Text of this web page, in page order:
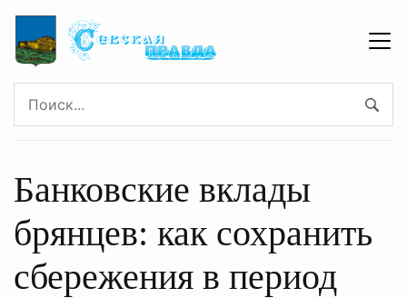
Банковские вклады
брянцев: как сохранить
сбережения в период